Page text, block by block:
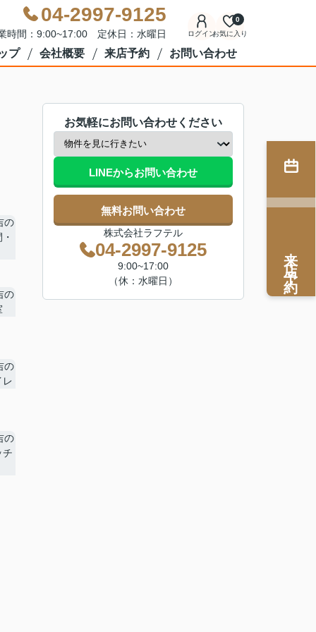
04-2997-9125
時間：9:00~17:00 定休日：水曜日 ログインお気に入り
0
プ 会社概要 来店予約 お問い合わせ
お気軽にお問い合わせください
LINEからお問い合わせ
無料お問い合わせ
株式会社ラフテル
04-2997-9125
9:00~17:00
（休：水曜日）
来店予約